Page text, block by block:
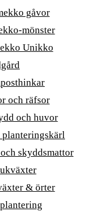
gåvor
mönster
Unikko
och räfsor
och huvor
skyddsmattor
& örter